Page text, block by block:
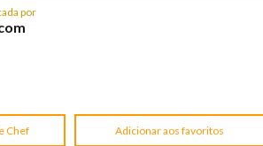
por
Chef Adicionar aos favoritos